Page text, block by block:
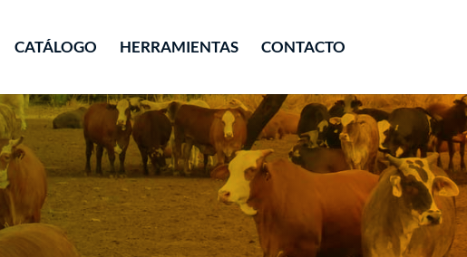
CATÁLOGO HERRAMIENTAS CONTACTO